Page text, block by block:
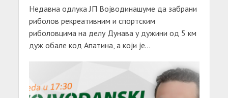
Недавна одлука ЈП Војводинашуме да забрани
риболов рекреативним и спортским
риболовцима на делу Дунава у дужини од 5 км
дуж обале код Апатина, а који је...